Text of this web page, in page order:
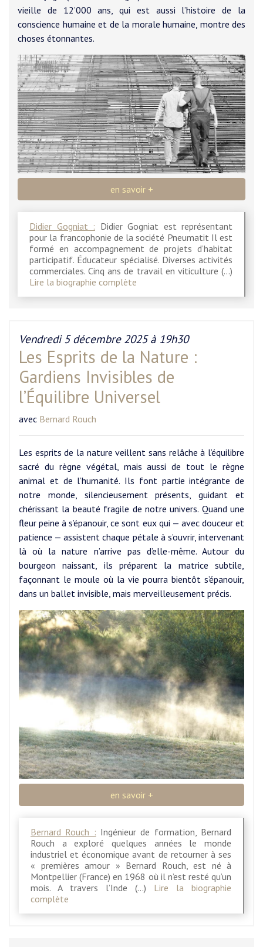
vieille de 12’000 ans, qui est aussi l’histoire de la
conscience humaine et de la morale humaine, montre des
choses étonnantes.
en savoir +
Didier Gogniat : Didier Gogniat est représentant
pour la francophonie de la société Pneumatit Il est
formé en accompagnement de projets d’habitat
participatif. Éducateur spécialisé. Diverses activités
commerciales. Cinq ans de travail en viticulture (…)
Lire la biographie complète
Vendredi 5 décembre 2025 à 19h30
Les Esprits de la Nature :
Gardiens Invisibles de
l’Équilibre Universel
avec Bernard Rouch
Les esprits de la nature veillent sans relâche à l’équilibre
sacré du règne végétal, mais aussi de tout le règne
animal et de l’humanité. Ils font partie intégrante de
notre monde, silencieusement présents, guidant et
chérissant la beauté fragile de notre univers. Quand une
fleur peine à s’épanouir, ce sont eux qui — avec douceur et
patience — assistent chaque pétale à s’ouvrir, intervenant
là où la nature n’arrive pas d’elle-même. Autour du
bourgeon naissant, ils préparent la matrice subtile,
façonnant le moule où la vie pourra bientôt s’épanouir,
dans un ballet invisible, mais merveilleusement précis.
en savoir +
Bernard Rouch : Ingénieur de formation, Bernard
Rouch a exploré quelques années le monde
industriel et économique avant de retourner à ses
« premières amour » Bernard Rouch, est né à
Montpellier (France) en 1968 où il n’est resté qu’un
mois. A travers l’Inde (…) Lire la biographie
complète